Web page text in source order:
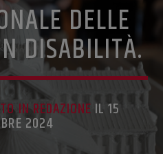
DELLE
DISABILITÀ.
IN REDAZIONE IL 15
2024